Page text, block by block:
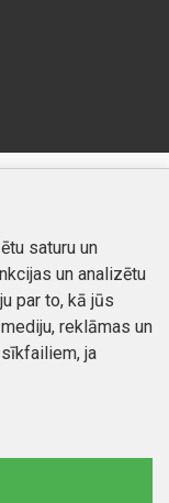
un apmaksa
tiesības
politika
Visas tiesības
saturu un
un analizētu
par to, kā jūs
reklāmas un
ja